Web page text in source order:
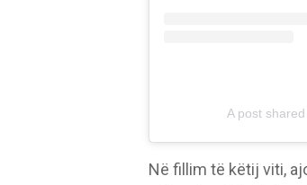
A post
Në fillim të këtij viti,